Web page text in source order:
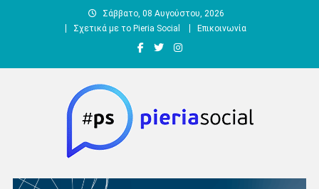
Σάββατο, 08 Αυγούστου, 2026
Σχετικά με το Pieria Social
Επικοινωνία
Pieria Social